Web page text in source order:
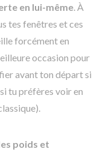
en lui-même. À
tes fenêtres et ces
forcément en
occasion pour
avant ton départ si
tu préfères voir en
poids et